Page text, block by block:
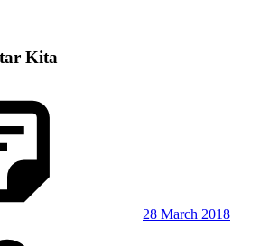
Kita
28 March 2018